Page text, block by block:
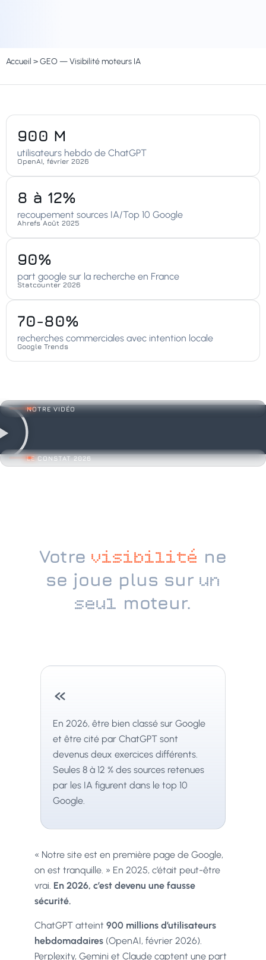
Accueil >GEO — Visibilité moteurs IA
900 M
utilisateurs hebdo de ChatGPT
OpenAI, février 2026
8 à 12%
recoupement sources IA/Top 10 Google
Ahrefs Août 2025
90%
part google sur la recherche en France
Statcounter 2026
70-80%
recherches commerciales avec intention locale
Google Trends
NOTRE VIDÉO
LE CONSTAT 2026
Votre visibilité ne
se joue plus sur un
seul moteur.
«
En 2026, être bien classé sur Google
et être cité par ChatGPT sont
devenus deux exercices différents.
Seules 8 à 12 % des sources retenues
par les IA figurent dans le top 10
Google.
« Notre site est en première page de Google,
on est tranquille. » En 2025, c’était peut-être
vrai. En 2026, c’est devenu une fausse
sécurité.
ChatGPT atteint 900 millions d’utilisateurs
hebdomadaires (OpenAI, février 2026).
Perplexity, Gemini et Claude captent une part